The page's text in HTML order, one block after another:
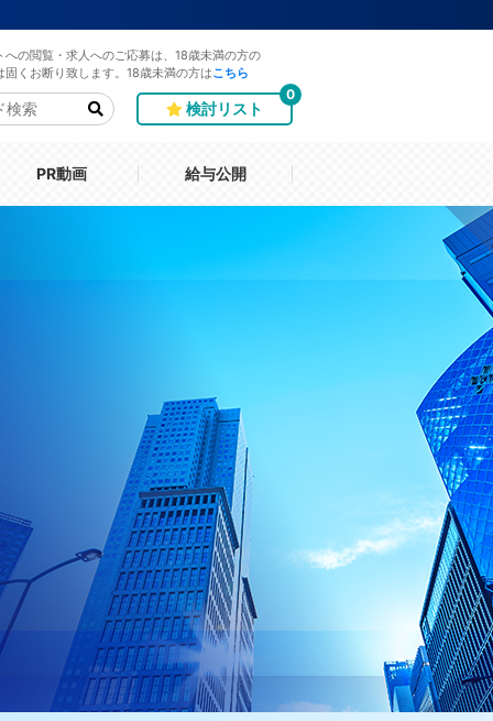
への閲覧・求人へのご応募は、18歳未満の方の
固くお断り致します。18歳未満の方は こちら
検討リスト
0
PR動画 給与公開